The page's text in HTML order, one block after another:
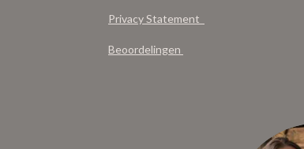
Privacy Statement
Beoordelingen